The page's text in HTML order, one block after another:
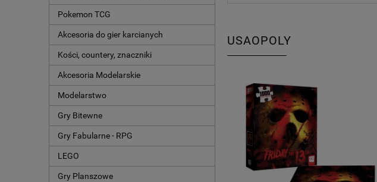
Pokemon TCG
Akcesoria do gier karcianych
Kości, countery, znaczniki
Akcesoria Modelarskie
Modelarstwo
Gry Bitewne
Gry Fabularne - RPG
LEGO
Gry Planszowe
USAOPOLY